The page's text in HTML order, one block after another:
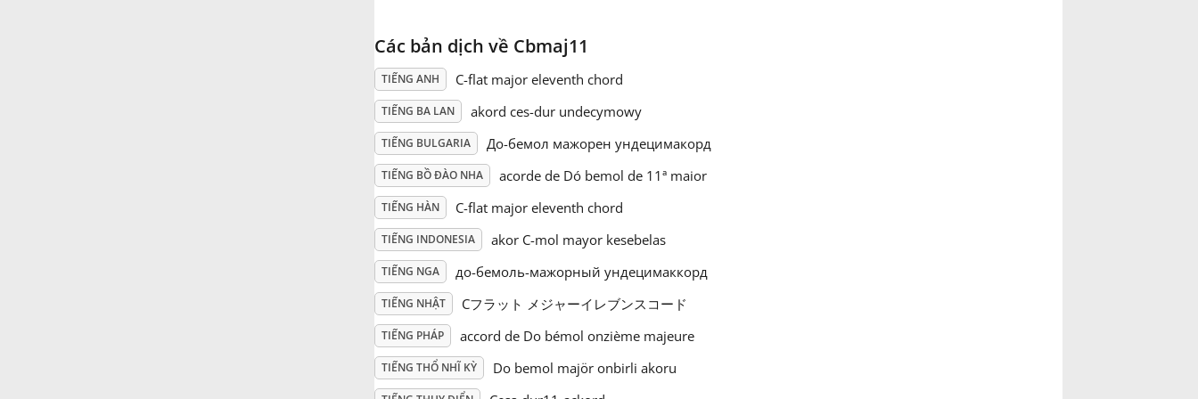
Các bản dịch về Cbmaj11
TIẾNG ANH C-flat major eleventh chord
TIẾNG BA LAN akord ces-dur undecymowy
TIẾNG BULGARIA До-бемол мажорен ундецимакорд
TIẾNG BỒ ĐÀO NHA acorde de Dó bemol de 11ª maior
TIẾNG HÀN C-flat major eleventh chord
TIẾNG INDONESIA akor C-mol mayor kesebelas
TIẾNG NGA до-бемоль-мажорный ундецимаккорд
TIẾNG NHẬT Cフラット メジャーイレブンスコード
TIẾNG PHÁP accord de Do bémol onzième majeure
TIẾNG THỔ NHĨ KỲ Do bemol majör onbirli akoru